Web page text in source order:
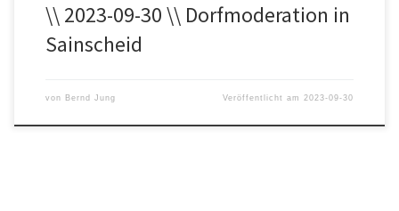
\\ 2023-09-30 \\ Dorfmoderation in
Sainscheid
von Bernd Jung Veröffentlicht am 2023-09-30